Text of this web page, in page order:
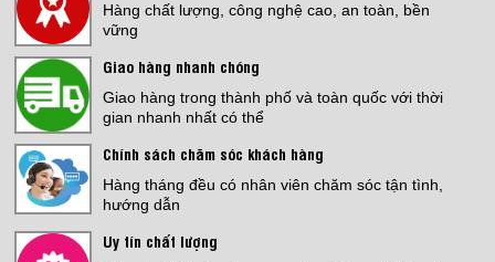
Hàng chất lượng, công nghệ cao, an toàn, bền
vững
Giao hàng nhanh chóng
Giao hàng trong thành phố và toàn quốc với thời
gian nhanh nhất có thể
Chính sách chăm sóc khách hàng
Hàng tháng đều có nhân viên chăm sóc tận tình,
hướng dẫn
Uy tín chất lượng